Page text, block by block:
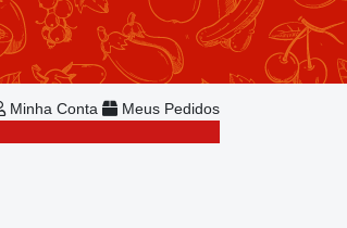
Repetir Pedido
Minha Conta
Bem-vindo!Já é cadastrado?
Minha Conta
Meus Pedidos